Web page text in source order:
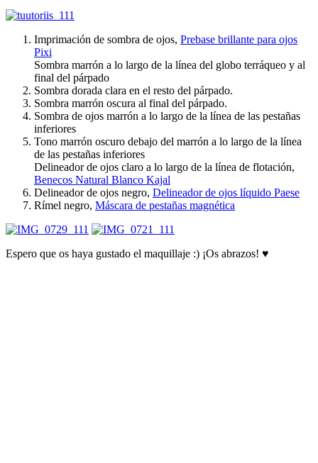
Imprimación de sombra de ojos, Prebase brillante para ojos
Pixi
Sombra marrón a lo largo de la línea del globo terráqueo y al
final del párpado
Sombra dorada clara en el resto del párpado.
Sombra marrón oscura al final del párpado.
Sombra de ojos marrón a lo largo de la línea de las pestañas
inferiores
Tono marrón oscuro debajo del marrón a lo largo de la línea
de las pestañas inferiores
Delineador de ojos claro a lo largo de la línea de flotación,
Benecos Natural Blanco Kajal
Delineador de ojos negro, Delineador de ojos líquido Paese
Rímel negro, Máscara de pestañas magnética
Espero que os haya gustado el maquillaje :) ¡Os abrazos! ♥